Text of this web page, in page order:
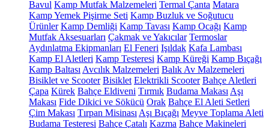
Bavul Kamp Mutfak Malzemeleri Termal Çanta Matara
Kamp Yemek Pişirme Seti Kamp Buzluk ve Soğutucu
Ürünler Kamp Demliği Kamp Tavası Kamp Ocağı Kamp
Mutfak Aksesuarları Çakmak ve Yakıcılar Termoslar
Aydınlatma Ekipmanları El Feneri Işıldak Kafa Lambası
Kamp El Aletleri Kamp Testeresi Kamp Küreği Kamp Bıçağı
Kamp Baltası Avcılık Malzemeleri Balık Av Malzemeleri
Bisiklet ve Scooter Bisiklet Elektrikli Scooter Bahçe Aletleri
Çapa Kürek Bahçe Eldiveni Tırmık Budama Makası Aşı
Makası Fide Dikici ve Sökücü Orak Bahçe El Aleti Setleri
Çim Makası Tırpan Misinası Aşı Bıçağı Meyve Toplama Aleti
Budama Testeresi Bahçe Çatalı Kazma Bahçe Makineleri